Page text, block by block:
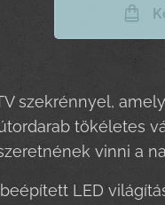
szekrénnyel,
tökéletes
vinni a
LED